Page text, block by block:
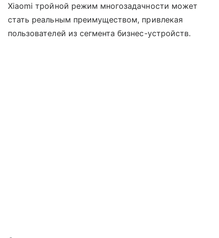
Xiaomi тройной режим многозадачности может
стать реальным преимуществом, привлекая
пользователей из сегмента бизнес-устройств.